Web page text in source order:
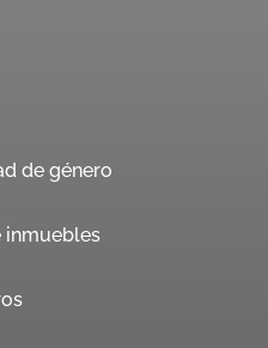
de género
inmuebles